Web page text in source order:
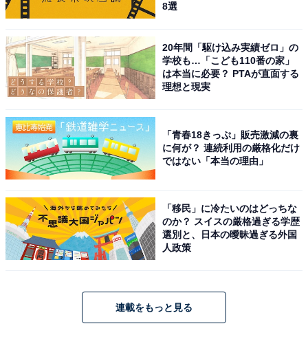
8選
20年間「駆け込み実績ゼロ」の
学校も…「こども110番の家」
は本当に必要？ PTAが直面する
理想と現実
「青春18きっぷ」販売激減の裏
に何が？ 連続利用の厳格化だけ
ではない「本当の理由」
「移民」に冷たいのはどっちな
のか？ スイスの厳格過ぎる学歴
選別と、日本の曖昧過ぎる外国
人政策
連載をもっと見る